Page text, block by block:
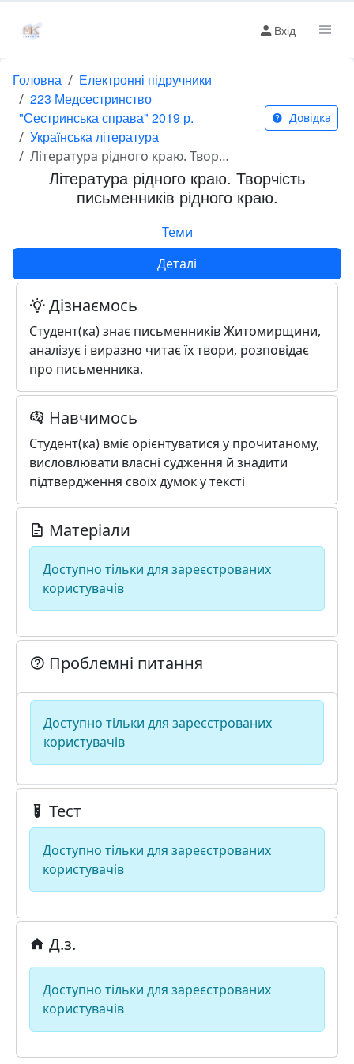
Вхід
Головна
Електронні підручники
223 Медсестринство
"Сестринська справа" 2019 р.
Українська література
Література рідного краю. Творчість письменників рідного краю.
Довідка
Література рідного краю. Творчість
письменників рідного краю.
Теми
Деталі
Дізнаємось
Студент(ка) знає письменників Житомирщини,
аналізує і виразно читає їх твори, розповідає
про письменника.
Навчимось
Студент(ка) вміє орієнтуватися у прочитаному,
висловлювати власні судження й зна­дити
підтвердження своїх думок у тексті
Матеріали
Доступно тільки для зареєстрованих
користувачів
Проблемні питання
Доступно тільки для зареєстрованих
користувачів
Тест
Доступно тільки для зареєстрованих
користувачів
Д.з.
Доступно тільки для зареєстрованих
користувачів